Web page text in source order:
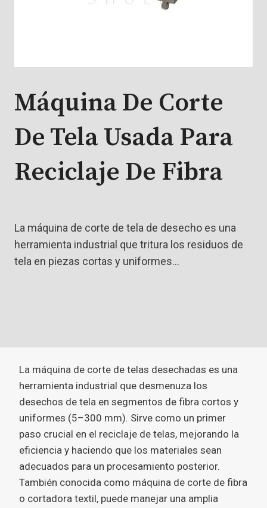
Máquina De Corte
De Tela Usada Para
Reciclaje De Fibra
La máquina de corte de tela de desecho es una
herramienta industrial que tritura los residuos de
tela en piezas cortas y uniformes…
La máquina de corte de telas desechadas es una
herramienta industrial que desmenuza los
desechos de tela en segmentos de fibra cortos y
uniformes (5–300 mm). Sirve como un primer
paso crucial en el reciclaje de telas, mejorando la
eficiencia y haciendo que los materiales sean
adecuados para un procesamiento posterior.
También conocida como máquina de corte de fibra
o cortadora textil, puede manejar una amplia